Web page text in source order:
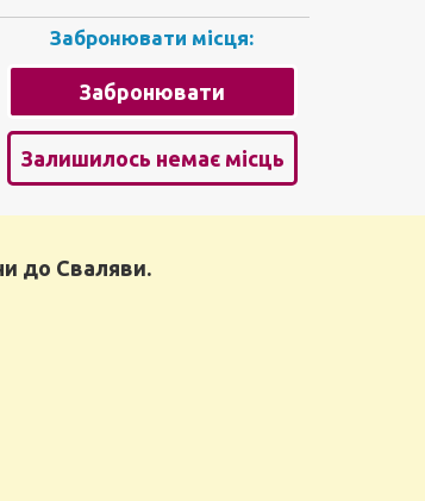
Забронювати місця:
Забронювати
Залишилось немає місць
до Сваляви.